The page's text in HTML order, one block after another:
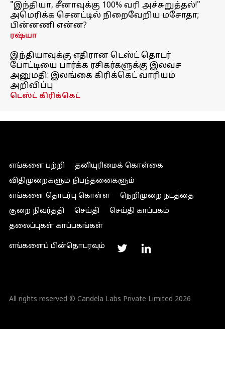
"இந்தியா, சீனாவுக்கு 100% வரி அச்சுறுத்தல்!"
அமெரிக்க செனட்டில் நிறைவேறிய மசோதா;
பின்னணி என்ன?
ரஷ்யா
இந்தியாவுக்கு எதிரான டெஸ்ட் தொடர்
போட்டியை பார்க்க ரசிகர்களுக்கு இலவச
அனுமதி: இலங்கை கிரிக்கெட் வாரியம்
அறிவிப்பு
டெஸ்ட் கிரிக்கெட்
எங்களை பற்றி
தனியுரிமைக் கொள்கை
விதிமுறைகளும் நிபந்தனைகளும்
எங்களை தொடர்பு கொள்ள
நெறிமுறை நடத்தை
குறை நிவர்த்தி
செய்தி
செய்தி காப்பகம்
தலைப்புகள் காப்பகங்கள்
எங்களைப் பின்தொடரவும்
All rights reserved © Candela Labs Private Limited 2026